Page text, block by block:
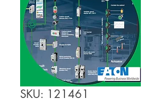
SKU: 121461